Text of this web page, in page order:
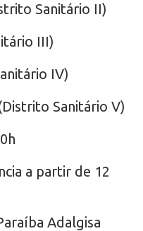
Sanitário II)
III)
IV)
Sanitário V)
a partir de 12
Adalgisa